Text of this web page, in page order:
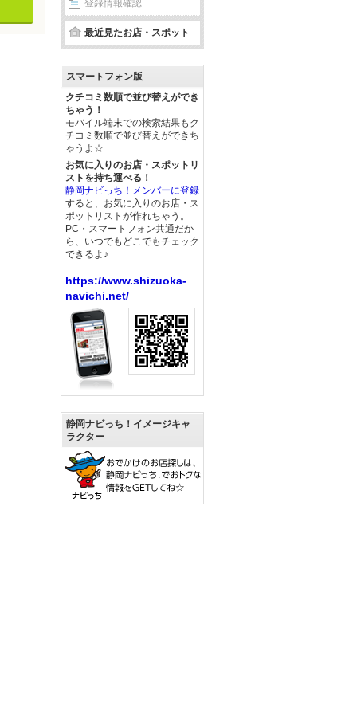
登録情報確認
最近見たお店・スポット
スマートフォン版
クチコミ数順で並び替えができ
ちゃう！
モバイル端末での検索結果もク
チコミ数順で並び替えができち
ゃうよ☆
お気に入りのお店・スポットリ
ストを持ち運べる！
静岡ナビっち！メンバーに登録
すると、お気に入りのお店・ス
ポットリストが作れちゃう。
PC・スマートフォン共通だか
ら、いつでもどこでもチェック
できるよ♪
https://www.shizuoka-
navichi.net/
静岡ナビっち！イメージキャ
ラクター